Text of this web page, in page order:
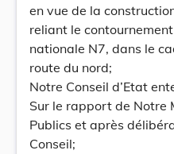
en vue de la
reliant le
nationale N7, dans le
route du nord;
Notre Conseil d’Etat
Sur le rapport de Notre
Publics et après
Conseil;